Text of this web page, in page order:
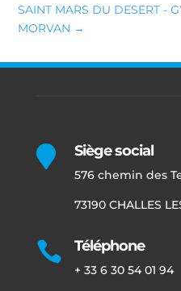
SAINT MARS DU DESERT -
MORVAN →
 Siège social
576 chemin des
73190 CHALLES
 Téléphone
+ 33 6 30 54 01 94